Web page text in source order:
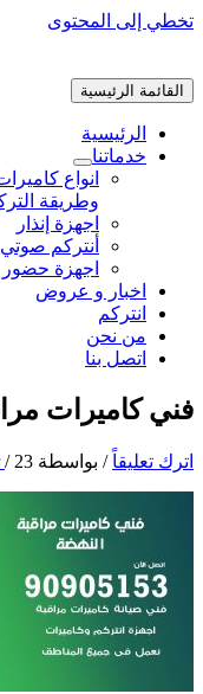
تخطي إلى المحتوى
القائمة الرئيسية
الرئيسية
خدماتنا
انواع
وطريقة
اجهزة إنذار
أنتركم
اجهزة
اخبار و عروض
انتركم
من نحن
اتصل بنا
فني كاميرات
اترك تعليقاً / بواسطة / 23 أبريل، 2020